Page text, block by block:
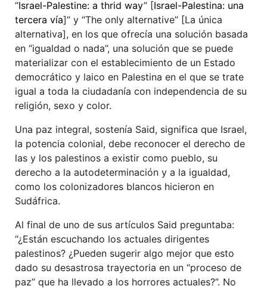
“Israel-Palestine: a thrid way” [Israel-Palestina: una
tercera vía]” y “The only alternative” [La única
alternativa], en los que ofrecía una solución basada
en “igualdad o nada”, una solución que se puede
materializar con el establecimiento de un Estado
democrático y laico en Palestina en el que se trate
igual a toda la ciudadanía con independencia de su
religión, sexo y color.
Una paz integral, sostenía Said, significa que Israel,
la potencia colonial, debe reconocer el derecho de
las y los palestinos a existir como pueblo, su
derecho a la autodeterminación y a la igualdad,
como los colonizadores blancos hicieron en
Sudáfrica.
Al final de uno de sus artículos Said preguntaba:
“¿Están escuchando los actuales dirigentes
palestinos? ¿Pueden sugerir algo mejor que esto
dado su desastrosa trayectoria en un “proceso de
paz” que ha llevado a los horrores actuales?”. No